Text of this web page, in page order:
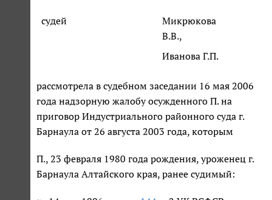
судей
Микрюкова
В.В.,
Иванова Г.П.
рассмотрела в судебном заседании 16 мая 2006
года надзорную жалобу осужденного П. на
приговор Индустриального районного суда г.
Барнаула от 26 августа 2003 года, которым
П., 23 февраля 1980 года рождения, уроженец г.
Барнаула Алтайского края, ранее судимый: